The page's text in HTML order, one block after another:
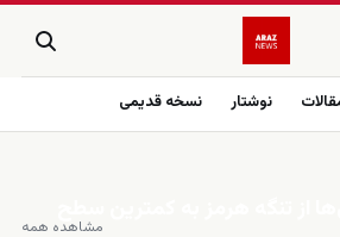
نوشتار نسخه قدیمی
مشاهده همه
از تنگه هرمز به کمترین سطح